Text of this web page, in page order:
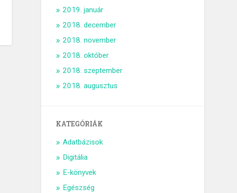
2019. január
2018. december
2018. november
2018. október
2018. szeptember
2018. augusztus
KATEGÓRIÁK
Adatbázisok
Digitália
E-könyvek
Egészség